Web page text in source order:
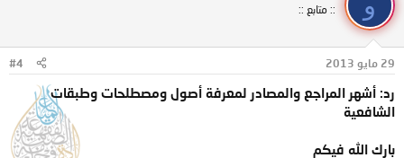
:: متابع ::
29 مايو 2013 #4
رد: أشهر المراجع والمصادر لمعرفة أصول ومصطلحات وطبقات
الشافعية
بارك الله فيكم